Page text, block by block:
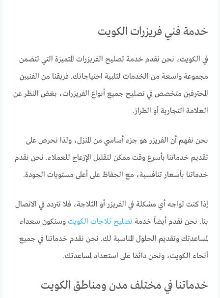
خدمة فني فريزرات الكويت
في الكويت، نحن نقدم خدمة تصليح الفريزرات المتميزة التي تتضمن
مجموعة واسعة من الخدمات لتلبية احتياجاتك. فريقنا من الفنيين
المحترفين متخصص في تصليح جميع أنواع الفريزرات، بغض النظر عن
العلامة التجارية أو الطراز.
نحن نفهم أن الفريزر هو جزء أساسي من المنزل، ولذا نحرص على
تقديم خدماتنا بأسرع وقت ممكن لتقليل الإزعاج للعملاء. نحن نقدم
خدماتنا بأسعار تنافسية، مع الحفاظ على أعلى مستويات الجودة.
إذا كنت تواجه أي مشكلة في الفريزر أو الثلاجة، فلا تتردد في الاتصال
بنا. نحن نقدم أيضاً خدمةتصليح ثلاجات الكويت وسنكون سعداء
لمساعدتك وتقديم الحلول المناسبة لك. نحن نقدم خدماتنا في جميع
أنحاء الكويت، ونحن دائمًا على استعداد لمساعدتك.
خدماتنا في مختلف مدن ومناطق الكويت